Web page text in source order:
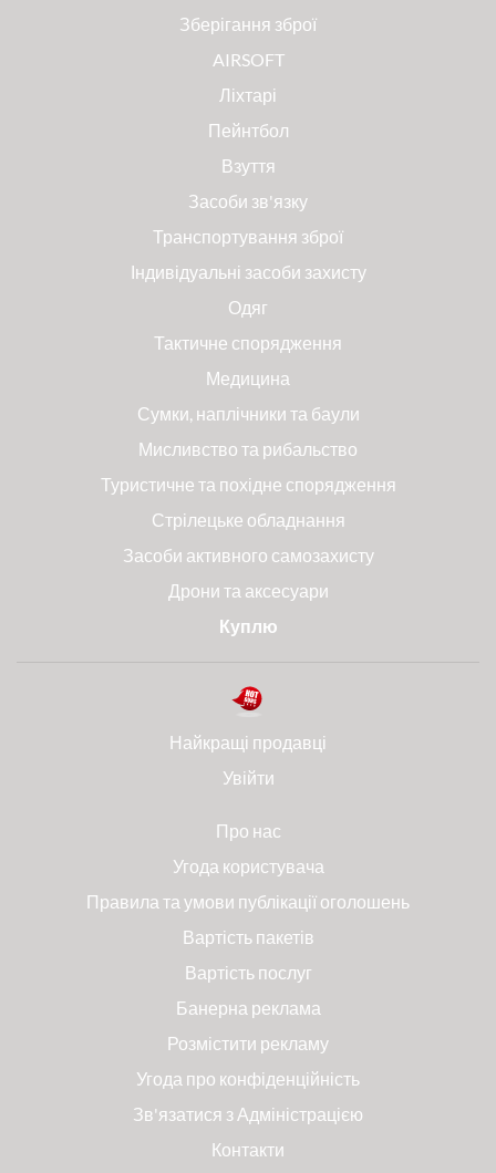
Зберігання зброї
AIRSOFT
Ліхтарі
Пейнтбол
Взуття
Засоби зв'язку
Транспортування зброї
Індивідуальні засоби захисту
Одяг
Тактичне спорядження
Медицина
Сумки, наплічники та баули
Мисливство та рибальство
Туристичне та похідне спорядження
Стрілецьке обладнання
Засоби активного самозахисту
Дрони та аксесуари
Куплю
Найкращі продавці
Увійти
Про нас
Угода користувача
Правила та умови публікації оголошень
Вартість пакетів
Вартість послуг
Банерна реклама
Розмістити рекламу
Угода про конфіденційність
Зв'язатися з Адміністрацією
Контакти